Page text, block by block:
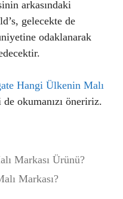
arkasındaki
gelecekte de
odaklanarak
Hangi Ülkenin Malı
okumanızı öneririz.
Markası Ürünü?
Markası?